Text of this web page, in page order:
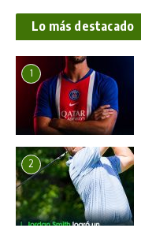
Lo más destacado
1
2